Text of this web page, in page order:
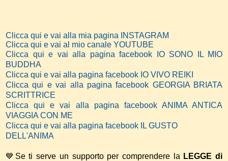
Clicca qui e vai alla mia pagina INSTAGRAM
Clicca qui e vai al mio canale YOUTUBE
Clicca qui e vai alla pagina facebook IO SONO IL MIO
BUDDHA
Clicca qui e vai alla pagina facebook IO VIVO REIKI
Clicca qui e vai alla pagina facebook GEORGIA BRIATA
SCRITTRICE
Clicca qui e vai alla pagina facebook ANIMA ANTICA
VIAGGIA CON ME
Clicca qui e vai alla pagina facebook IL GUSTO
DELL'ANIMA
💙Se ti serve un supporto per comprendere la LEGGE di